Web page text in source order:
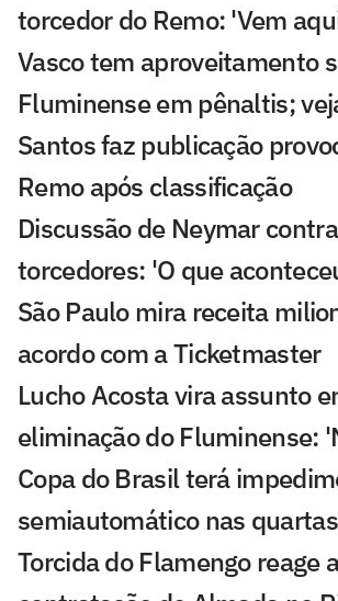
torcedor do Remo: 'Vem
Vasco tem aproveitamento
Fluminense em pênaltis;
Santos faz publicação
Remo após classificação
Discussão de Neymar
torcedores: 'O que
São Paulo mira receita
acordo com a Ticketmaster
Lucho Acosta vira assunto
eliminação do Fluminense:
Copa do Brasil terá
semiautomático nas
Torcida do Flamengo reage